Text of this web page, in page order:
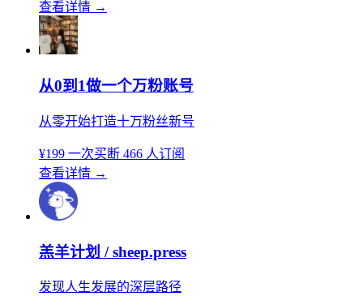
查看详情 →
从0到1做一个万粉账号
从零开始打造十万粉丝新号
¥199 一次买断 466 人订阅
查看详情 →
羔羊计划 / sheep.press
发现人生发展的深层路径